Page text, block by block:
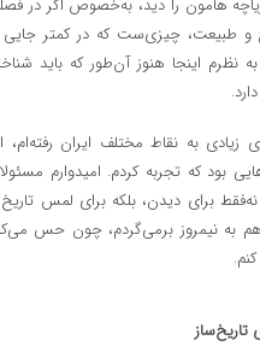
هامون را دید، به‌خصوص اگر در
و طبیعت، چیزی‌ست که در کمتر جایی
اینجا هنوز آن‌طور که باید
به نقاط مختلف ایران رفته‌ام،
بود که تجربه کردم. امیدوارم
برای دیدن، بلکه برای لمس
هم به نیمروز برمی‌گردم، چون حس
تاریخ‌ساز